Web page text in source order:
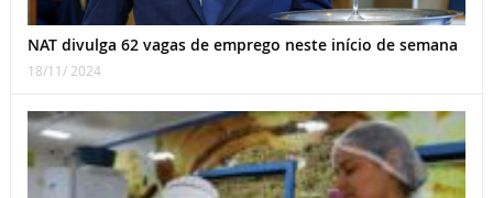
NAT divulga 62 vagas de emprego neste início de semana
18/11/ 2024